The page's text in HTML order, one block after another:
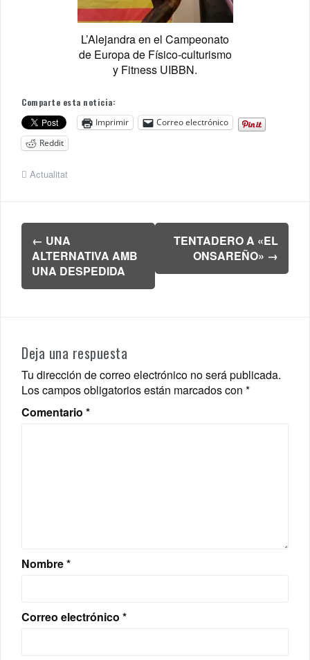
L’Alejandra en el Campeonato
de Europa de Físico-culturismo
y Fitness UIBBN.
Comparte esta noticia:
Imprimir
Correo electrónico
Reddit
Actualitat
Navegación
de
entradas
← UNA
ALTERNATIVA AMB
UNA DESPEDIDA
TENTADERO A «EL
ONSAREÑO» →
Deja una respuesta
Tu dirección de correo electrónico no será publicada.
Los campos obligatorios están marcados con *
Comentario *
Nombre*
Correo electrónico *